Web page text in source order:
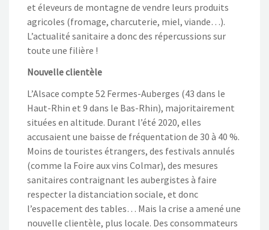
et éleveurs de montagne de vendre leurs produits
agricoles (fromage, charcuterie, miel, viande…).
L’actualité sanitaire a donc des répercussions sur
toute une filière !
Nouvelle clientèle
L’Alsace compte 52 Fermes-Auberges (43 dans le
Haut-Rhin et 9 dans le Bas-Rhin), majoritairement
situées en altitude. Durant l’été 2020, elles
accusaient une baisse de fréquentation de 30 à 40 %.
Moins de touristes étrangers, des festivals annulés
(comme la Foire aux vins Colmar), des mesures
sanitaires contraignant les aubergistes à faire
respecter la distanciation sociale, et donc
l’espacement des tables… Mais la crise a amené une
nouvelle clientèle, plus locale. Des consommateurs